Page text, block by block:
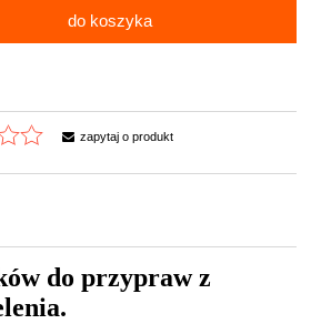
do koszyka
zapytaj o produkt
do przypraw z